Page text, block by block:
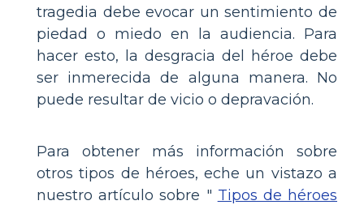
tragedia debe evocar un sentimiento de
piedad o miedo en la audiencia. Para
hacer esto, la desgracia del héroe debe
ser inmerecida de alguna manera. No
puede resultar de vicio o depravación.
Para obtener más información sobre
otros tipos de héroes, eche un vistazo a
nuestro artículo sobre " Tipos de héroes